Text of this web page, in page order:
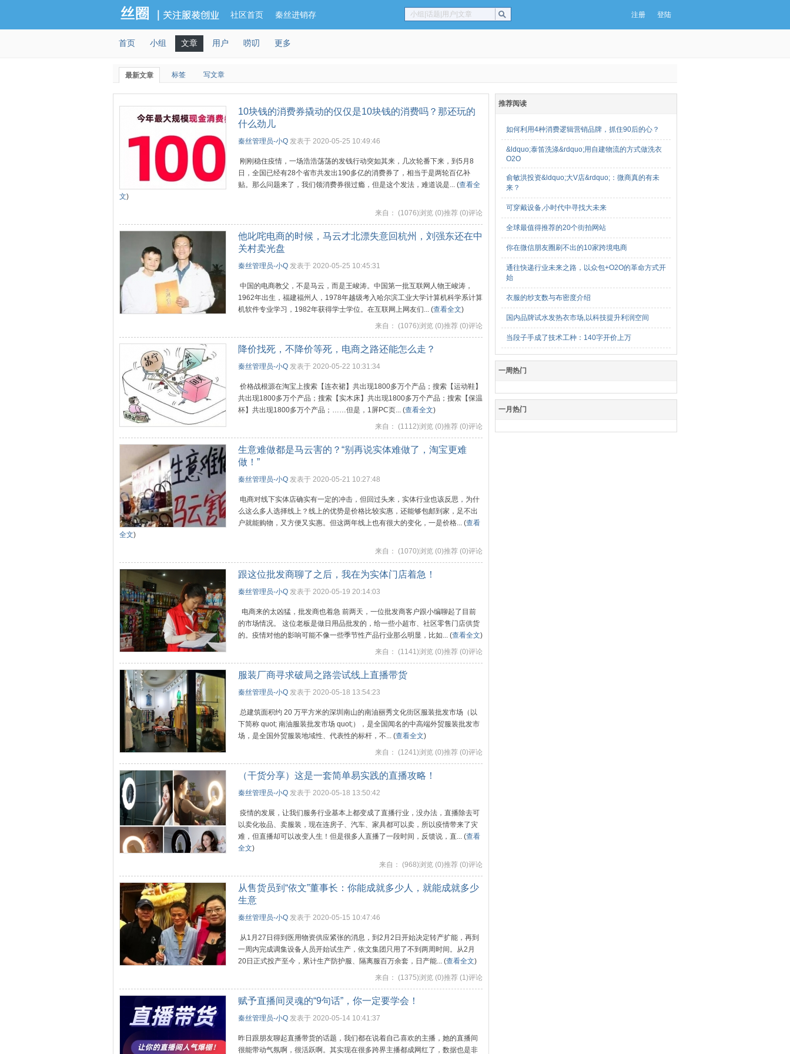
社区首页 秦丝进销存 登陆
注册
小组|话题|用户|文章
首页 小组 文章 用户 唠叨 更多
最新文章 标签 写文章
10块钱的消费券撬动的仅仅是10块钱的消费吗？那还玩的
什么劲儿
秦丝管理员-小Q 发表于 2020-05-25 10:49:46
刚刚稳住疫情，一场浩浩荡荡的发钱行动突如其来，几次轮番下来，到5月8
日，全国已经有28个省市共发出190多亿的消费券了，相当于是两轮百亿补
贴。那么问题来了，我们领消费券很过瘾，但是这个发法，难道说是... (查看全
文)
来自： (1076)浏览 (0)推荐 (0)评论
他叱咤电商的时候，马云才北漂失意回杭州，刘强东还在中
关村卖光盘
秦丝管理员-小Q 发表于 2020-05-25 10:45:31
中国的电商教父，不是马云，而是王峻涛。中国第一批互联网人物王峻涛，
1962年出生，福建福州人，1978年越级考入哈尔滨工业大学计算机科学系计算
机软件专业学习，1982年获得学士学位。在互联网上网友们... (查看全文)
来自： (1076)浏览 (0)推荐 (0)评论
降价找死，不降价等死，电商之路还能怎么走？
秦丝管理员-小Q 发表于 2020-05-22 10:31:34
价格战根源在淘宝上搜索【连衣裙】共出现1800多万个产品；搜索【运动鞋】
共出现1800多万个产品；搜索【实木床】共出现1800多万个产品；搜索【保温
杯】共出现1800多万个产品；……但是，1屏PC页... (查看全文)
来自： (1112)浏览 (0)推荐 (0)评论
生意难做都是马云害的？“别再说实体难做了，淘宝更难
做！”
秦丝管理员-小Q 发表于 2020-05-21 10:27:48
电商对线下实体店确实有一定的冲击，但回过头来，实体行业也该反思，为什
么这么多人选择线上？线上的优势是价格比较实惠，还能够包邮到家，足不出
户就能购物，又方便又实惠。但这两年线上也有很大的变化，一是价格... (查看
全文)
来自： (1070)浏览 (0)推荐 (0)评论
跟这位批发商聊了之后，我在为实体门店着急！
秦丝管理员-小Q 发表于 2020-05-19 20:14:03
电商来的太凶猛，批发商也着急 前两天，一位批发商客户跟小编聊起了目前
的市场情况。 这位老板是做日用品批发的，给一些小超市、社区零售门店供货
的。疫情对他的影响可能不像一些季节性产品行业那么明显，比如... (查看全文)
来自： (1141)浏览 (0)推荐 (0)评论
服装厂商寻求破局之路尝试线上直播带货
秦丝管理员-小Q 发表于 2020-05-18 13:54:23
总建筑面积约 20 万平方米的深圳南山的南油丽秀文化街区服装批发市场（以
下简称 quot; 南油服装批发市场 quot;），是全国闻名的中高端外贸服装批发市
场，是全国外贸服装地域性、代表性的标杆，不... (查看全文)
来自： (1241)浏览 (0)推荐 (0)评论
（干货分享）这是一套简单易实践的直播攻略！
秦丝管理员-小Q 发表于 2020-05-18 13:50:42
疫情的发展，让我们服务行业基本上都变成了直播行业，没办法，直播除去可
以卖化妆品、卖服装，现在连房子、汽车、家具都可以卖，所以疫情带来了灾
难，但直播却可以改变人生！但是很多人直播了一段时间，反馈说，直... (查看
全文)
来自： (968)浏览 (0)推荐 (0)评论
从售货员到“依文”董事长：你能成就多少人，就能成就多少
生意
秦丝管理员-小Q 发表于 2020-05-15 10:47:46
从1月27日得到医用物资供应紧张的消息，到2月2日开始决定转产扩能，再到
一周内完成调集设备人员开始试生产，依文集团只用了不到两周时间。从2月
20日正式投产至今，累计生产防护服、隔离服百万余套，日产能... (查看全文)
来自： (1375)浏览 (0)推荐 (1)评论
赋予直播间灵魂的“9句话”，你一定要学会！
秦丝管理员-小Q 发表于 2020-05-14 10:41:37
昨日跟朋友聊起直播带货的话题，我们都在说着自己喜欢的主播，她的直播间
很能带动气氛啊，很活跃啊。其实现在很多跨界主播都成网红了，数据也是非
推荐阅读
如何利用4种消费逻辑营销品牌，抓住90后的心？
&ldquo;泰笛洗涤&rdquo;用自建物流的方式做洗衣
O2O
俞敏洪投资&ldquo;大V店&rdquo;：微商真的有未
来？
可穿戴设备,小时代中寻找大未来
全球最值得推荐的20个街拍网站
你在微信朋友圈刷不出的10家跨境电商
通往快递行业未来之路，以众包+O2O的革命方式开
始
衣服的纱支数与布密度介绍
国内品牌试水发热衣市场,以科技提升利润空间
当段子手成了技术工种：140字开价上万
一周热门
一月热门